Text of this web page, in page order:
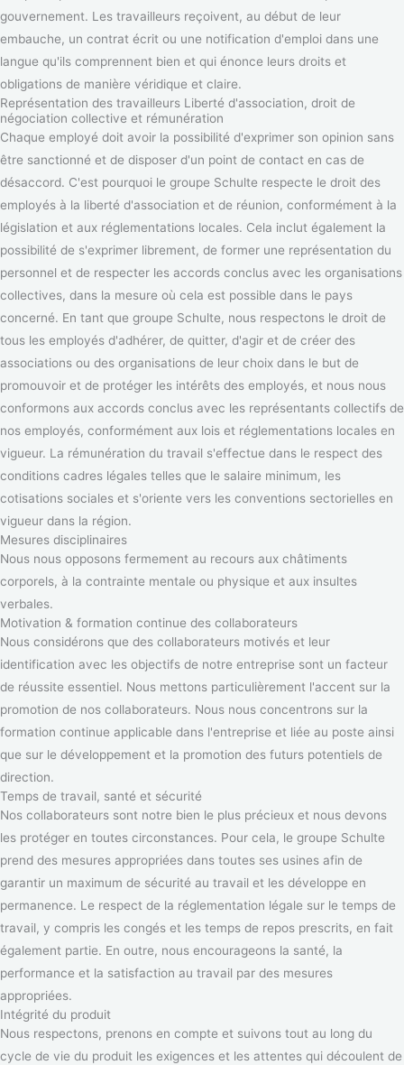
gouvernement. Les travailleurs reçoivent, au début de leur
embauche, un contrat écrit ou une notification d'emploi dans une
langue qu'ils comprennent bien et qui énonce leurs droits et
obligations de manière véridique et claire.
Représentation des travailleurs Liberté d'association, droit de
négociation collective et rémunération
Chaque employé doit avoir la possibilité d'exprimer son opinion sans
être sanctionné et de disposer d'un point de contact en cas de
désaccord. C'est pourquoi le groupe Schulte respecte le droit des
employés à la liberté d'association et de réunion, conformément à la
législation et aux réglementations locales. Cela inclut également la
possibilité de s'exprimer librement, de former une représentation du
personnel et de respecter les accords conclus avec les organisations
collectives, dans la mesure où cela est possible dans le pays
concerné. En tant que groupe Schulte, nous respectons le droit de
tous les employés d'adhérer, de quitter, d'agir et de créer des
associations ou des organisations de leur choix dans le but de
promouvoir et de protéger les intérêts des employés, et nous nous
conformons aux accords conclus avec les représentants collectifs de
nos employés, conformément aux lois et réglementations locales en
vigueur. La rémunération du travail s'effectue dans le respect des
conditions cadres légales telles que le salaire minimum, les
cotisations sociales et s'oriente vers les conventions sectorielles en
vigueur dans la région.
Mesures disciplinaires
Nous nous opposons fermement au recours aux châtiments
corporels, à la contrainte mentale ou physique et aux insultes
verbales.
Motivation & formation continue des collaborateurs
Nous considérons que des collaborateurs motivés et leur
identification avec les objectifs de notre entreprise sont un facteur
de réussite essentiel. Nous mettons particulièrement l'accent sur la
promotion de nos collaborateurs. Nous nous concentrons sur la
formation continue applicable dans l'entreprise et liée au poste ainsi
que sur le développement et la promotion des futurs potentiels de
direction.
Temps de travail, santé et sécurité
Nos collaborateurs sont notre bien le plus précieux et nous devons
les protéger en toutes circonstances. Pour cela, le groupe Schulte
prend des mesures appropriées dans toutes ses usines afin de
garantir un maximum de sécurité au travail et les développe en
permanence. Le respect de la réglementation légale sur le temps de
travail, y compris les congés et les temps de repos prescrits, en fait
également partie. En outre, nous encourageons la santé, la
performance et la satisfaction au travail par des mesures
appropriées.
Intégrité du produit
Nous respectons, prenons en compte et suivons tout au long du
cycle de vie du produit les exigences et les attentes qui découlent de